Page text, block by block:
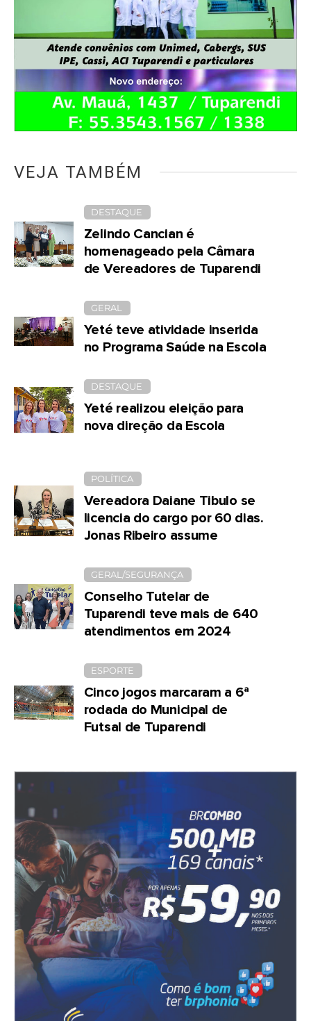
VEJA TAMBÉM
DESTAQUE
Zelindo Cancian é
homenageado pela Câmara
de Vereadores de Tuparendi
GERAL
Yeté teve atividade inserida
no Programa Saúde na Escola
DESTAQUE
Yeté realizou eleição para
nova direção da Escola
POLÍTICA
Vereadora Daiane Tibulo se
licencia do cargo por 60 dias.
Jonas Ribeiro assume
GERAL/SEGURANÇA
Conselho Tutelar de
Tuparendi teve mais de 640
atendimentos em 2024
ESPORTE
Cinco jogos marcaram a 6ª
rodada do Municipal de
Futsal de Tuparendi